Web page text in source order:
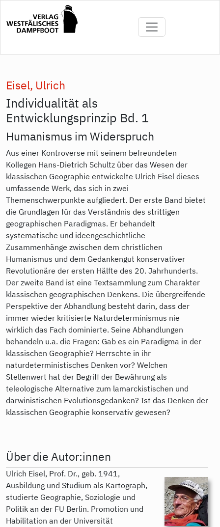
Inhalt
Eisel, Ulrich
Individualität als
Entwicklungsprinzip Bd. 1
Humanismus im Widerspruch
Aus einer Kontroverse mit seinem befreundeten
Kollegen Hans-Dietrich Schultz über das Wesen der
klassischen Geographie entwickelte Ulrich Eisel dieses
umfassende Werk, das sich in zwei
Themenschwerpunkte aufgliedert. Der erste Band bietet
die Grundlagen für das Verständnis des strittigen
geographischen Paradigmas. Er behandelt
systematische und ideengeschichtliche
Zusammenhänge zwischen dem christlichen
Humanismus und dem Gedankengut konservativer
Revolutionäre der ersten Hälfte des 20. Jahrhunderts.
Der zweite Band ist eine Textsammlung zum Charakter
klassischen geographischen Denkens. Die übergreifende
Perspektive der Abhandlung besteht darin, dass der
immer wieder kritisierte Naturdeterminismus nie
wirklich das Fach dominierte. Seine Abhandlungen
behandeln u.a. die Fragen: Gab es ein Paradigma in der
klassischen Geographie? Herrschte in ihr
naturdeterministisches Denken vor? Welchen
Stellenwert hat der Begriff der Bewährung als
teleologische Alternative zum lamarckistischen und
darwinistischen Evolutionsgedanken? Ist das Denken der
klassischen Geographie konservativ gewesen?
Über die Autor:innen
Ulrich Eisel, Prof. Dr., geb. 1941,
Ausbildung und Studium als Kartograph,
studierte Geographie, Soziologie und
Politik an der FU Berlin. Promotion und
Habilitation an der Universität